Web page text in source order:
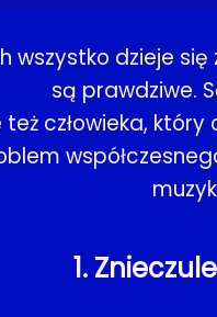
wszystko dzieje
są prawdziwe.
człowieka,
1.